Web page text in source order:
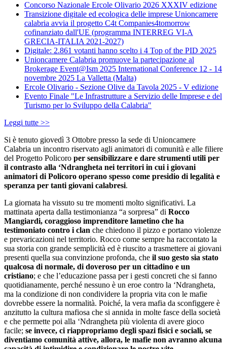
Concorso Nazionale Ercole Olivario 2026 XXXIV edizione
Transizione digitale ed ecologica delle imprese Unioncamere
calabria avvia il progetto C4t Companies4tomorrow
cofinanziato dall'UE (programma INTERREG VI-A
GRECIA-ITALIA 2021-2027)
Digitale: 2.861 votanti hanno scelto i 4 Top of the PID 2025
Unioncamere Calabria promuove la partecipazione al
Brokerage Event@Ism 2025 International Conference 12 - 14
novembre 2025 La Valletta (Malta)
Ercole Olivario - Sezione Olive da Tavola 2025 - V edizione
Evento Finale "Le Infrastrutture a Servizio delle Imprese e del
Turismo per lo Sviluppo della Calabria"
Leggi tutte >>
Si è tenuto giovedì 3 Ottobre presso la sede di Unioncamere
Calabria un incontro riservato agli animatori di comunità e alle filiere
del Progetto Policoro per sensibilizzare e dare strumenti utili per
il contrasto alla ‘Ndrangheta nei territori in cui i giovani
animatori di Policoro operano spesso come presidio di legalità e
speranza per tanti giovani calabresi.
La giornata ha vissuto su tre momenti molto significativi. La
mattinata aperta dalla testimonianza “a sorpresa” di Rocco
Mangiardi, coraggioso imprenditore lametino che ha
testimoniato contro i clan che chiedono il pizzo e portano violenze
e prevaricazioni nel territorio. Rocco come sempre ha raccontato la
sua storia con grande semplicità ed è riuscito a trasmettere ai giovani
presenti quella sua convinzione profonda, che il suo gesto sia stato
qualcosa di normale, di doveroso per un cittadino e un
cristiano; e che l’educazione passa per i gesti concreti che si fanno
quotidianamente, perché nessuno è un eroe contro la ‘Ndrangheta,
ma la condizione di non condividere la propria vita con le mafie
dovrebbe essere la normalità. Poiché, la vera mafia da sconfiggere è
anzitutto la cultura mafiosa che si annida in molte fasce della società
e che permette poi alla ‘Ndrangheta più violenta di avere gioco
facile; se invece, ci riappropriamo degli spazi fisici e sociali, se
diventiamo comunità attive, allora, le mafie non avranno alcuna